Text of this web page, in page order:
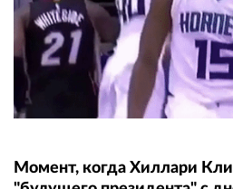
Момент, когда Хиллари